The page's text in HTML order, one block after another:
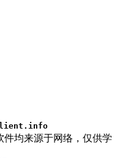
均来源于网络，仅供学